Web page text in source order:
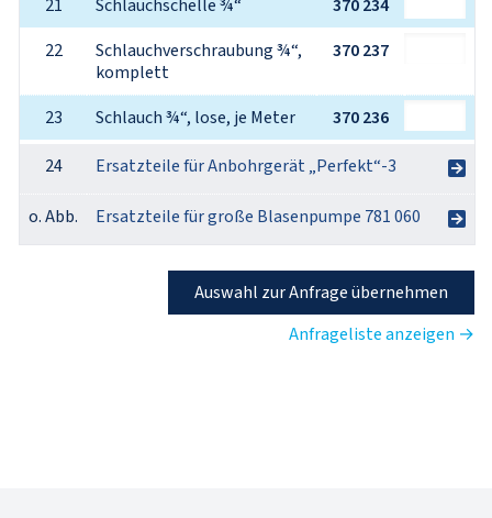
21
Schlauchschelle ¾“
370 234
22
Schlauchverschraubung ¾“,
komplett
370 237
23 Schlauch ¾“, lose, je Meter
370 236
24
Ersatzteile für Anbohrgerät „Perfekt“-3
o. Abb. Ersatzteile für große Blasenpumpe 781 060
Auswahl zur Anfrage übernehmen
Anfrageliste anzeigen →